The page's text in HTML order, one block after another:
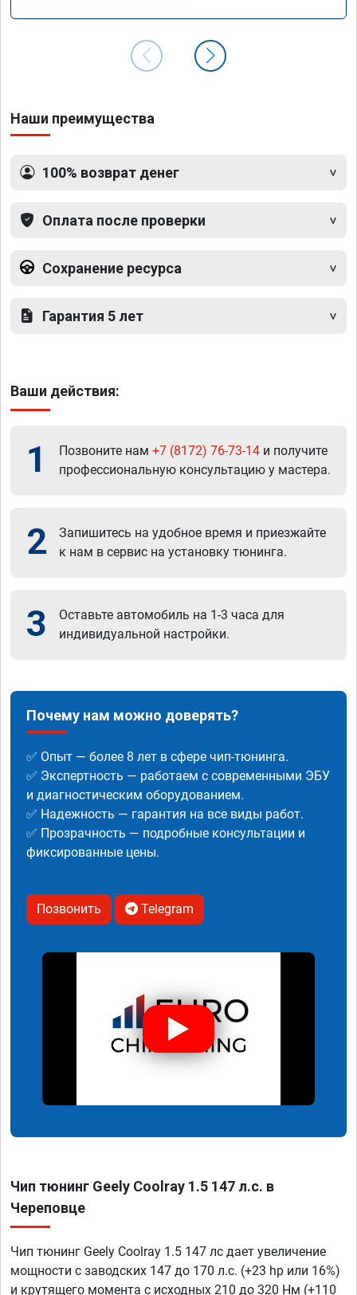
Наши преимущества
100% возврат денег
Оплата после проверки
Сохранение ресурса
Гарантия 5 лет
Ваши действия:
1 Позвоните нам +7 (8172) 76-73-14 и получите
профессиональную консультацию у мастера.
2
Запишитесь на удобное время и приезжайте
к нам в сервис на установку тюнинга.
3
Оставьте автомобиль на 1-3 часа для
индивидуальной настройки.
Почему нам можно доверять?
✅ Опыт — более 8 лет в сфере чип-тюнинга.
✅ Экспертность — работаем с современными ЭБУ
и диагностическим оборудованием.
✅ Надежность — гарантия на все виды работ.
✅ Прозрачность — подробные консультации и
фиксированные цены.
Позвонить Telegram
Чип тюнинг Geely Coolray 1.5 147 л.с. в
Череповце
Чип тюнинг Geely Coolray 1.5 147 лс дает увеличение
мощности с заводских 147 до 170 л.с. (+23 hp или 16%)
и крутящего момента с исходных 210 до 320 Нм (+110